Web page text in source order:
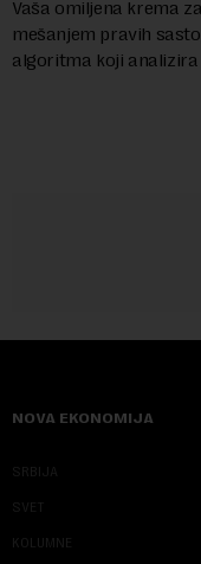
Vaša omiljena krema
mešanjem pravih
algoritma koji analizira
NOVA EKONOMIJA
SRBIJA
SVET
KOLUMNE